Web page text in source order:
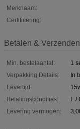
Merknaam:
Certificering:
Betalen &
Min. bestelaantal:
1
Verpakking Details:
In
Levertijd:
Betalingscondities:
L /
Levering vermogen: